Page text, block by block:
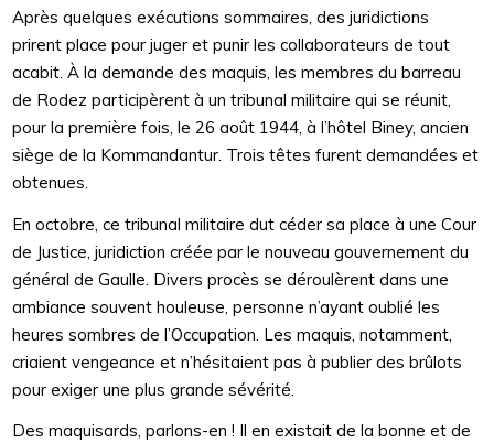
Après quelques exécutions sommaires, des juridictions
prirent place pour juger et punir les collaborateurs de tout
acabit. À la demande des maquis, les membres du barreau
de Rodez participèrent à un tribunal militaire qui se réunit,
pour la première fois, le 26 août 1944, à l’hôtel Biney, ancien
siège de la Kommandantur. Trois têtes furent demandées et
obtenues.
En octobre, ce tribunal militaire dut céder sa place à une Cour
de Justice, juridiction créée par le nouveau gouvernement du
général de Gaulle. Divers procès se déroulèrent dans une
ambiance souvent houleuse, personne n’ayant oublié les
heures sombres de l’Occupation. Les maquis, notamment,
criaient vengeance et n’hésitaient pas à publier des brûlots
pour exiger une plus grande sévérité.
Des maquisards, parlons-en ! Il en existait de la bonne et de